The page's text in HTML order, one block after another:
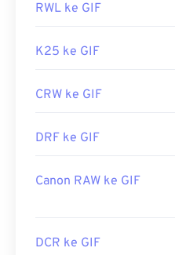
RWL ke GIF
K25 ke GIF
CRW ke GIF
DRF ke GIF
Canon RAW ke GIF
DCR ke GIF